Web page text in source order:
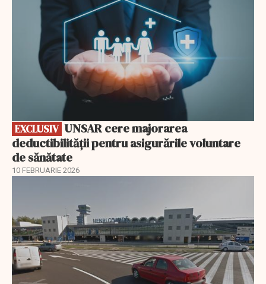
EXCLUSIV
deductibilității pentru asigurările voluntare
de sănătate
10 FEBRUARIE 2026